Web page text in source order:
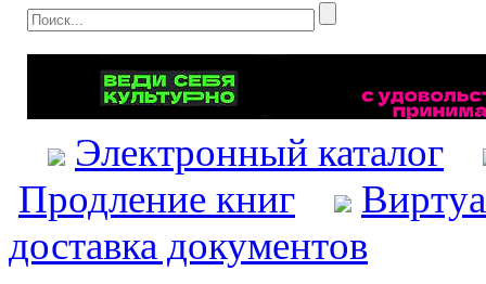
Электронный каталог
Продление книг
доставка документов